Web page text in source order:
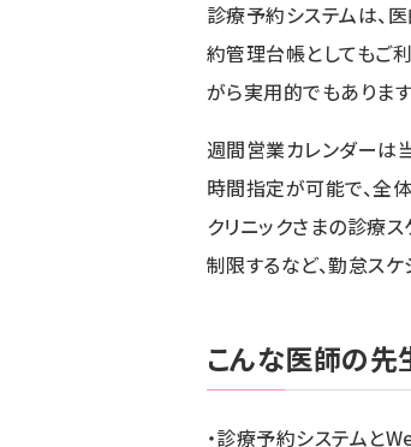
診療予約システムは、
約管理台帳としてもご
がら実用的でもあります
週間営業カレンダーは
時間指定が可能で、全
クリニックさまの診療
制限するなど、勤怠ス
こんな医師の先
・診療予約システムと